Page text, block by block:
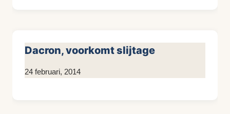
Dacron, voorkomt slijtage
Door
24 februari, 2014